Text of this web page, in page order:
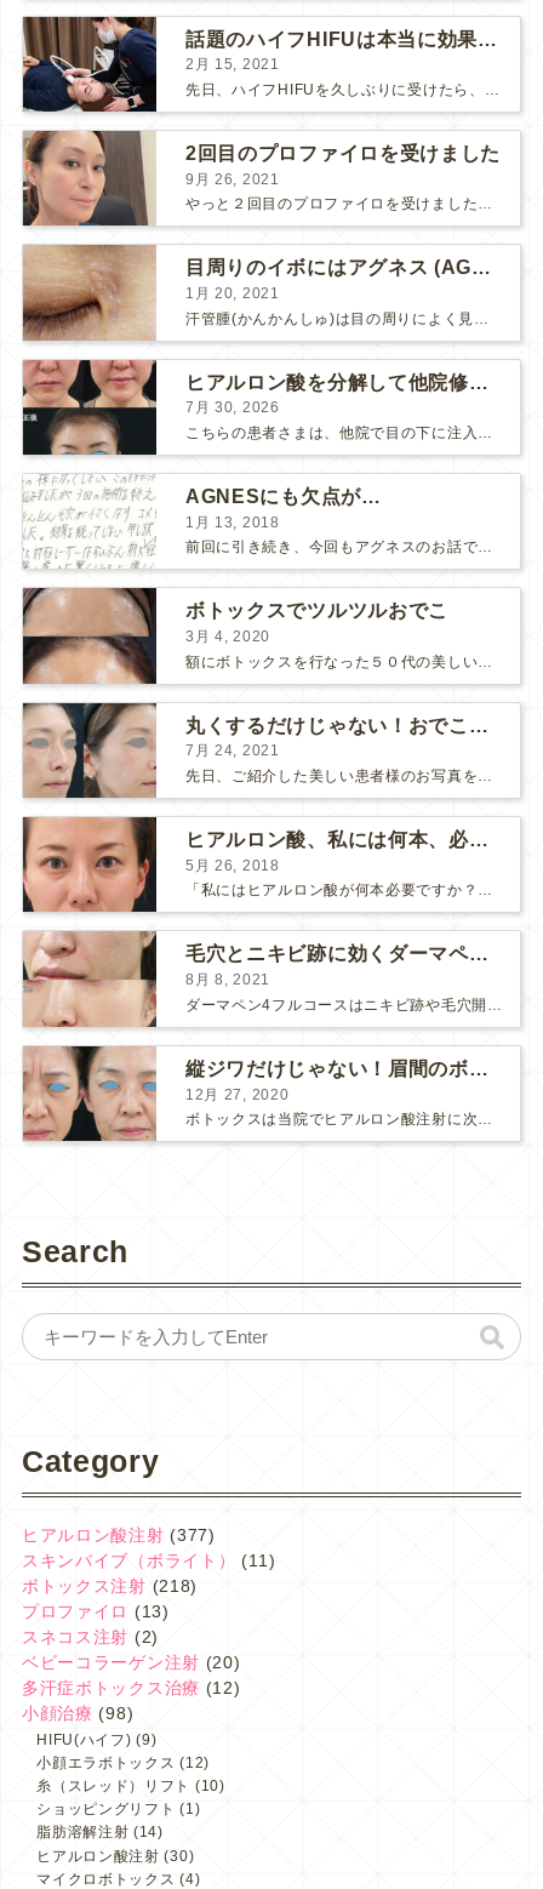
話題のハイフHIFUは本当に効果があるのか？
2月 15, 2021
先日、ハイフHIFUを久しぶりに受けたら、顔の調子がとても良い感じです♪ 私はハイフHIFU後はいつも３日位、人には気付かれない程度に軽く腫れて、その後、グングンと顔が引き締まります。 ...
2回目のプロファイロを受けました
9月 26, 2021
やっと２回目のプロファイロを受けました。 ↑ 写真はプロファイロ翌日です。 この距離の写真では凹凸は映らないですし、 実物も、首がよく見ると凹凸が残っている位で、 それも３日で...
目周りのイボにはアグネス (AGNES）が効く！（ほぼ）ノーダウンタイムのイボ治療
1月 20, 2021
ヒアルロン酸を分解して他院修正（目の下のチンダル現象とその補正）
7月 30, 2026
こちらの患者さまは、他院で目の下に注入したヒアルロン酸がチンダル現象を起こしていたため、 ヒアルロン酸を分解する薬（ヒアルロニダーゼ）で分解してから 改めてヒアルロン酸を入れ直しました。 ...
AGNESにも欠点が…
1月 13, 2018
前回に引き続き、今回もアグネスのお話です。 AGNESはとっても良い治療である一方、 欠点もいくつかありますので、そちらもお話ししておきますね。 AGNESの欠点 1. ダウンタイム A...
ボトックスでツルツルおでこ
3月 4, 2020
丸くするだけじゃない！おでこのヒアルロン酸注射
7月 24, 2021
先日、ご紹介した美しい患者様のお写真を使わせていただいて、おでこのヒアルロン酸注射について説明します。 （≫ 写真の患者様の経過はこちら『２年間で若返って綺麗になられた患者様』） なぜおでこに...
ヒアルロン酸、私には何本、必要ですか？
5月 26, 2018
「私にはヒアルロン酸が何本必要ですか？」 診察の時によく聞かれますが、なかなか難しい質問です。 どこまでこだわってキレイにしたいかによって 使うヒアルロン酸の量が変わるからです。 前回もご紹介させ...
毛穴とニキビ跡に効くダーマペン４フルコース
8月 8, 2021
ダーマペン4フルコースはニキビ跡や毛穴開きで悩まれている方に自信を持ってお勧めできる美肌治療です。 ↑ ダーマペン4フルコースを4回行いました。 ニキビ跡と毛穴開きが改善して肌のキメが整いまし...
縦ジワだけじゃない！眉間のボトックス注射
12月 27, 2020
ボトックスは当院でヒアルロン酸注射に次いで人気のある治療です。 私自身、美容治療が制限されていた妊娠・授乳中に一番やりたかったのはボトックスで、 「ボトックスが世の中から無くなったら困る！」と...
Search
Category
ヒアルロン酸注射 (377)
スキンバイブ（ボライト）
(11)
ボトックス注射 (218)
プロファイロ (13)
スネコス注射 (2)
ベビーコラーゲン注射 (20)
多汗症ボトックス治療 (12)
小顔治療 (98)
HIFU(ハイフ) (9)
小顔エラボトックス (12)
糸（スレッド）リフト (10)
ショッピングリフト (1)
脂肪溶解注射 (14)
ヒアルロン酸注射 (30)
マイクロボトックス (4)